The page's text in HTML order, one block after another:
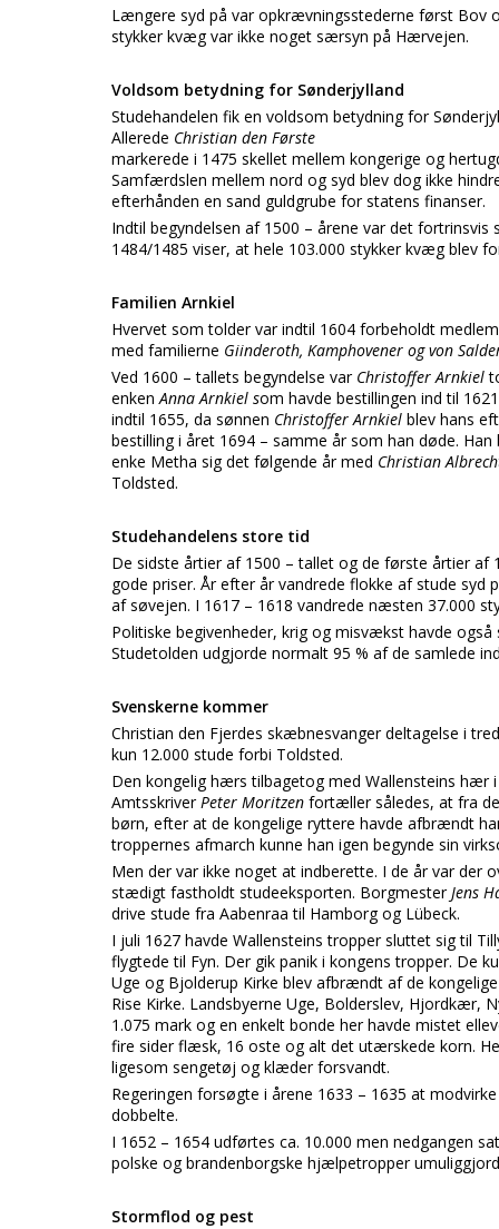
Længere syd på var opkrævningsstederne først Bov
stykker kvæg var ikke noget særsyn på Hærvejen.
Voldsom betydning for Sønderjylland
Studehandelen fik en voldsom betydning for
Allerede Christian den Første
markerede i 1475 skellet mellem kongerige og
Samfærdslen mellem nord og syd blev dog ikke
efterhånden en sand guldgrube for statens finanser.
Indtil begyndelsen af 1500 – årene var det
1484/1485 viser, at hele 103.000 stykker kvæg blev
Familien Arnkiel
Hvervet som tolder var indtil 1604 forbeholdt
med familierne Giinderoth, Kamphovener og von
Ved 1600 – tallets begyndelse var Christoffer Arnkiel
enkenAnna Arnkiel som havde bestillingen ind til
indtil 1655, da sønnen Christoffer Arnkiel blev hans
bestilling i året 1694 – samme år som han døde.
enke Metha sig det følgende år med Christian
Toldsted.
Studehandelens store tid
De sidste årtier af 1500 – tallet og de første årtier af
gode priser. År efter år vandrede flokke af stude
af søvejen. I 1617 – 1618 vandrede næsten 37.000
Politiske begivenheder, krig og misvækst havde
Studetolden udgjorde normalt 95 % af de samlede
Svenskerne kommer
Christian den Fjerdes skæbnesvanger deltagelse i
kun 12.000 stude forbi Toldsted.
Den kongelig hærs tilbagetog med Wallensteins hær
AmtsskriverPeter Moritzen fortæller således, at fra
børn, efter at de kongelige ryttere havde afbrændt
troppernes afmarch kunne han igen begynde sin
Men der var ikke noget at indberette. I de år var der
stædigt fastholdt studeeksporten. BorgmesterJens
drive stude fra Aabenraa til Hamborg og Lübeck.
I juli 1627 havde Wallensteins tropper sluttet sig til
flygtede til Fyn. Der gik panik i kongens tropper. De
Uge og Bjolderup Kirke blev afbrændt af de
Rise Kirke. Landsbyerne Uge, Bolderslev, Hjordkær,
1.075 mark og en enkelt bonde her havde mistet
fire sider flæsk, 16 oste og alt det utærskede korn.
ligesom sengetøj og klæder forsvandt.
Regeringen forsøgte i årene 1633 – 1635 at
dobbelte.
I 1652 – 1654 udførtes ca. 10.000 men nedgangen
polske og brandenborgske hjælpetropper
Stormflod og pest